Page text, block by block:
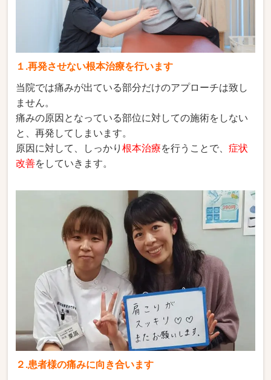
１.再発させない根本治療を行います
当院では痛みが出ている部分だけのアプローチは致し
ません。
痛みの原因となっている部位に対しての施術をしない
と、再発してしまいます。
原因に対して、しっかり根本治療を行うことで、症状
改善をしていきます。
２.患者様の痛みに向き合います